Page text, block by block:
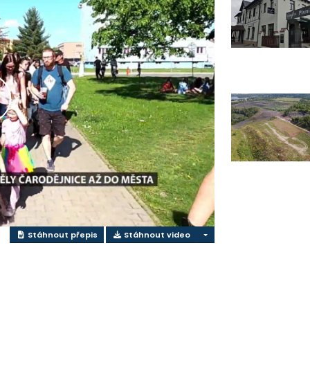
Stáhnout přepis Stáhnout video